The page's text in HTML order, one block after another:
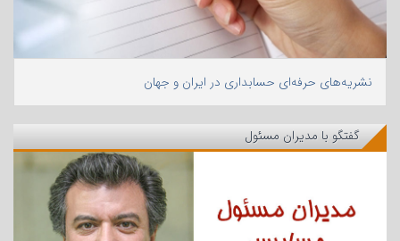
نشریه‌های حرفه‌ای حسابداری در ایران و جهان
گفتگو با مدیران مسئول